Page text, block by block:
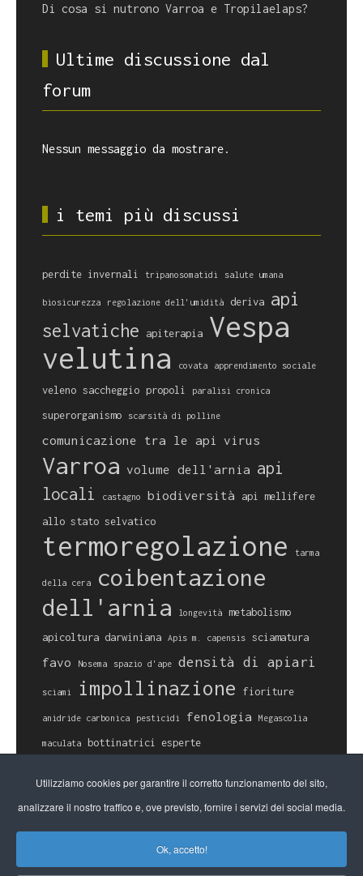
Utilizziamo cookies per garantire il corretto funzionamento del sito,
analizzare il nostro traffico e, ove previsto, fornire i servizi dei social media.
Ok, accetto!
Di cosa si nutrono Varroa e Tropilaelaps?
Ultime discussione dal
forum
Nessun messaggio da mostrare.
i temi più discussi
perdite invernali tripanosomatidi salute umana
biosicurezza regolazione dell'umidità deriva api
selvatiche
apiterapia Vespa
velutina
covata apprendimento sociale
veleno saccheggio propoli paralisi cronica
superorganismo scarsità di polline
comunicazione tra le api virus
Varroa volume dell'arnia api
locali
castagno biodiversità api mellifere
allo stato selvatico
termoregolazione tarma
della cera
coibentazione
dell'arnia
longevità metabolismo
apicoltura darwiniana Apis m. capensis sciamatura
favo Nosema spazio d'ape densità di apiari
sciami impollinazione fioriture
anidride carbonica pesticidi fenologia Megascolia
maculata bottinatrici esperte